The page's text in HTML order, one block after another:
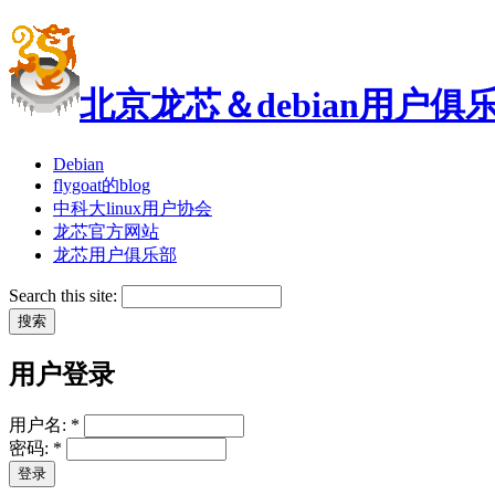
北京龙芯＆debian用户俱
Debian
flygoat的blog
中科大linux用户协会
龙芯官方网站
龙芯用户俱乐部
Search this site:
用户登录
用户名: *
密码: *